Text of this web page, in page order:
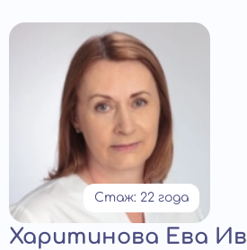
Стаж: 22 года
Харитинова Ева